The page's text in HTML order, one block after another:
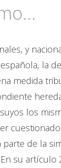
y
la
medida
los
de la
su artículo